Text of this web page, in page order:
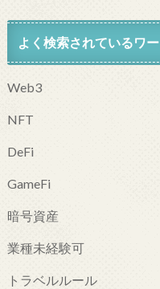
よく検索されているワ
Web3
NFT
DeFi
GameFi
暗号資産
業種未経験可
トラベルルール